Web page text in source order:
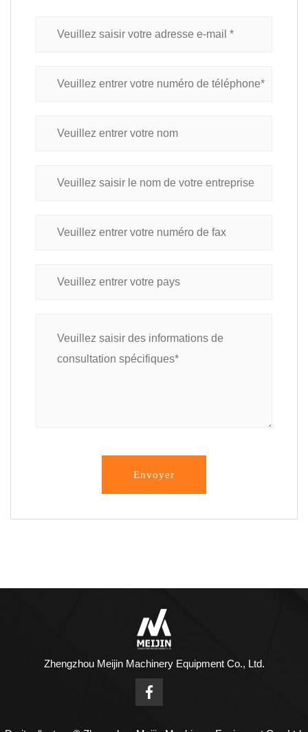
Envoyer
Zhengzhou Meijin Machinery Equipment Co., Ltd.